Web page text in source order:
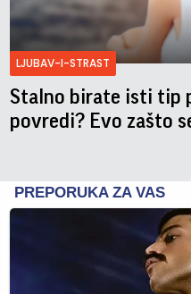
LJUBAV-I-STRAST
Stalno birate isti tip
povredi? Evo zašto